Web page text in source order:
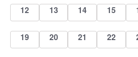
0
események
12
0
események
13
0
események
14
0
15
0
események
19
0
események
20
0
események
21
0
22